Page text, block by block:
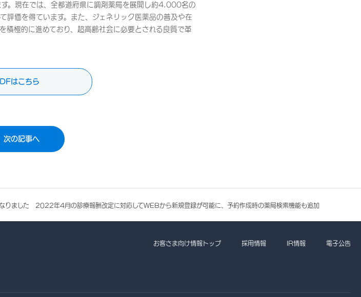
。現在では、全都道府県に調剤薬局を展開し約4,000名の
評価を得ています。また、ジェネリック医薬品の普及や在
積極的に進めており、超高齢社会に必要とされる良質で革
はこちら
次の記事へ
りました 2022年4月の診療報酬改定に対応してWEBから新規登録が可能に、予約作成時の薬局検索機能も追加
お客さま向け情報トップ 採用情報 IR情報 電子公告